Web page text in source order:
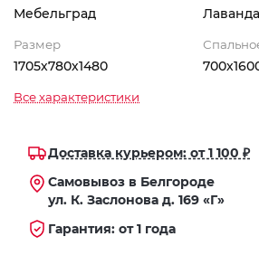
Мебельград Лаванда
Размер
1705х780х1480
Все характеристики
Доставка курьером: от 1 100 ₽
Самовывоз в Белгороде
ул. К. Заслонова д. 169 «Г»
Гарантия: от 1 года